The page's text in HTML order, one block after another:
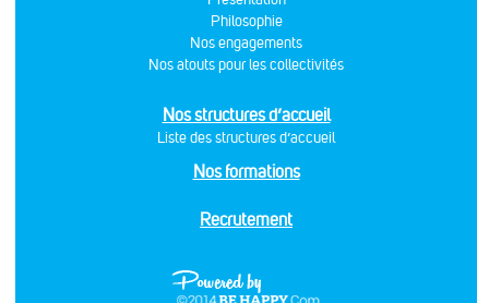
Philosophie
Nos engagements
Nos atouts pour les collectivités
Nos structures d’accueil
Liste des structures d’accueil
Nos formations
Recrutement